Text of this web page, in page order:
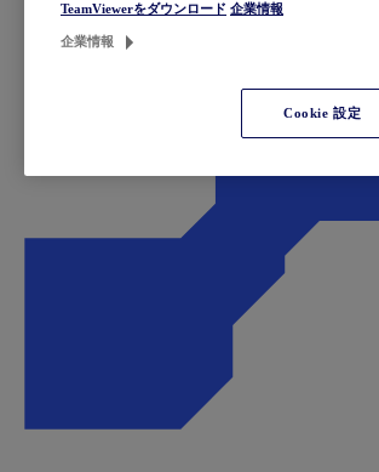
TeamViewerをダウンロード 企業情報
企業情報
Cookie 設定